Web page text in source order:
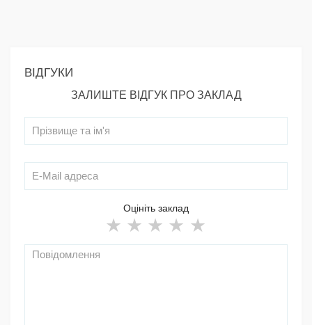
ВІДГУКИ
ЗАЛИШТЕ ВІДГУК ПРО ЗАКЛАД
Оцініть заклад